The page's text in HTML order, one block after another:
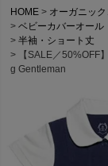
HOME オーガニッ
ベビーカバーオール
半袖・ショート丈
【SALE／50%OFF
g Gentleman